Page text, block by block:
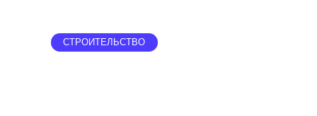
СТРОИТЕЛЬСТВО